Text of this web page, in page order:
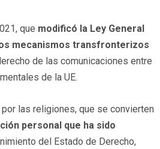
que modificó la Ley General
mecanismos transfronterizos
de las comunicaciones entre
de la UE.
las religiones, que se convierten
personal que ha sido
del Estado de Derecho,